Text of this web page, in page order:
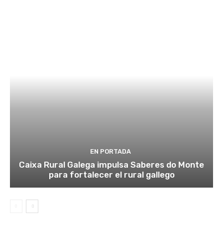
EN PORTADA
Caixa Rural Galega impulsa Saberes do Monte
para fortalecer el rural gallego